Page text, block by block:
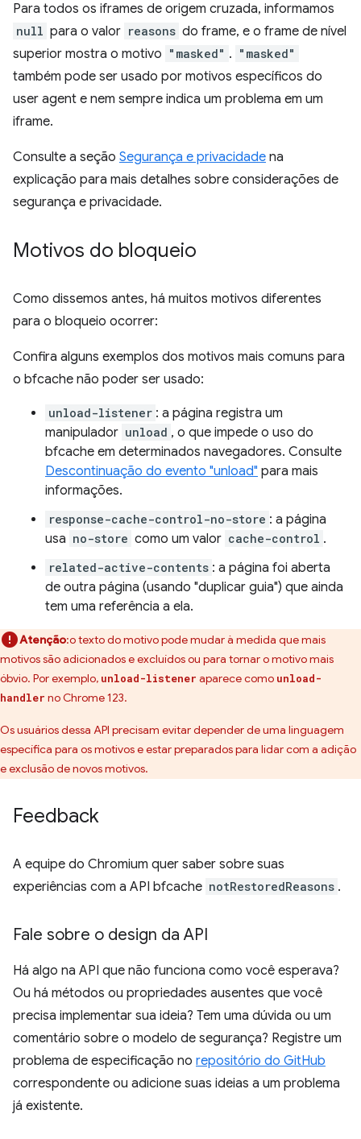
Para todos os iframes de origem cruzada, informamos
null para o valor reasons do frame, e o frame de nível
superior mostra o motivo "masked" . "masked"
também pode ser usado por motivos específicos do
user agent e nem sempre indica um problema em um
iframe.
Consulte a seção Segurança e privacidade na
explicação para mais detalhes sobre considerações de
segurança e privacidade.
Motivos do bloqueio
Como dissemos antes, há muitos motivos diferentes
para o bloqueio ocorrer:
Confira alguns exemplos dos motivos mais comuns para
o bfcache não poder ser usado:
unload-listener : a página registra um
manipulador unload , o que impede o uso do
bfcache em determinados navegadores. Consulte
Descontinuação do evento "unload" para mais
informações.
response-cache-control-no-store : a página
usa no-store como um valor cache-control .
related-active-contents : a página foi aberta
de outra página (usando "duplicar guia") que ainda
tem uma referência a ela.
Atenção:o texto do motivo pode mudar à medida que mais
motivos são adicionados e excluídos ou para tornar o motivo mais
óbvio. Por exemplo, unload-listener aparece como unload-
handler no Chrome 123.
Os usuários dessa API precisam evitar depender de uma linguagem
específica para os motivos e estar preparados para lidar com a adição
e exclusão de novos motivos.
Feedback
A equipe do Chromium quer saber sobre suas
experiências com a API bfcache notRestoredReasons .
Fale sobre o design da API
Há algo na API que não funciona como você esperava?
Ou há métodos ou propriedades ausentes que você
precisa implementar sua ideia? Tem uma dúvida ou um
comentário sobre o modelo de segurança? Registre um
problema de especificação no repositório do GitHub
correspondente ou adicione suas ideias a um problema
já existente.